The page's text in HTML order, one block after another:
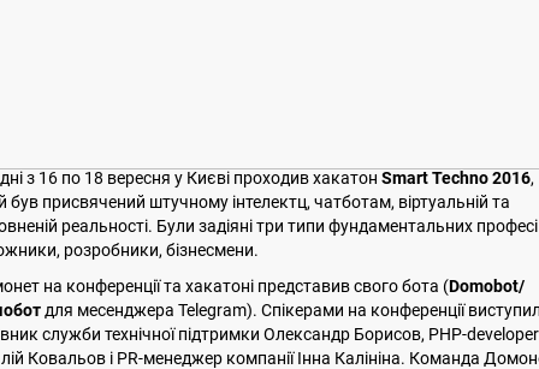
з 16 по 18 вересня у Києві проходив хакатон Smart Techno 2016,
був присвячений штучному інтелектц, чатботам, віртуальній та
реальності. Були задіяні три типи фундаментальних
розробники, бізнесмени.
на конференції та хакатоні представив свого бота (Domobot/
для месенджера Telegram). Спікерами на конференції
служби технічної підтримки Олександр Борисов, PHP-developer
Ковальов і PR-менеджер компанії Інна Калініна. Команда